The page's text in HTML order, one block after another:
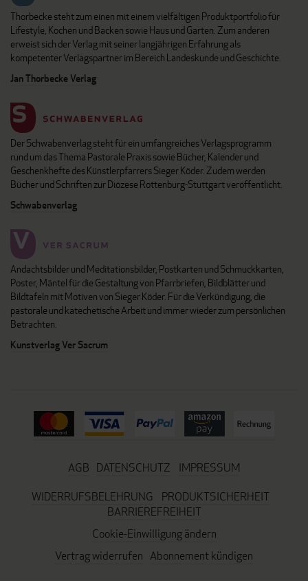
Thorbecke steht zum einen mit einem vielfältigen Produktportfolio für
Lifestyle, Kochen und Backen sowie Haus und Garten. Zum anderen
erweist sich der Verlag mit seiner langjährigen Erfahrung als
kompetenter Verlagspartner im Bereich Landeskunde und Geschichte.
Jan Thorbecke Verlag
Der Schwabenverlag steht für ein umfangreiches Verlagsprogramm
rund um das Thema Pastorale Praxis sowie Bücher, Kalender und
Geschenkhefte des Künstlerpfarrers Sieger Köder. Zudem werden
Bücher und Schriften zur Diözese Rottenburg-Stuttgart veröffentlicht.
Schwabenverlag
Andachtsbilder und Meditationsbilder, Postkarten und Schmuckkarten,
Poster, Mäntel für die Gestaltung von Pfarrbriefen, Bildblätter und
Bildtafeln mit Motiven von Sieger Köder. Für die Verkündigung, die
pastorale und katechetische Arbeit und immer wieder zum persönlichen
Betrachten.
Kunstverlag Ver Sacrum
AGB DATENSCHUTZ
IMPRESSUM
WIDERRUFSBELEHRUNG
PRODUKTSICHERHEIT
BARRIEREFREIHEIT
Cookie-Einwilligung ändern
Vertrag widerrufen Abonnement kündigen